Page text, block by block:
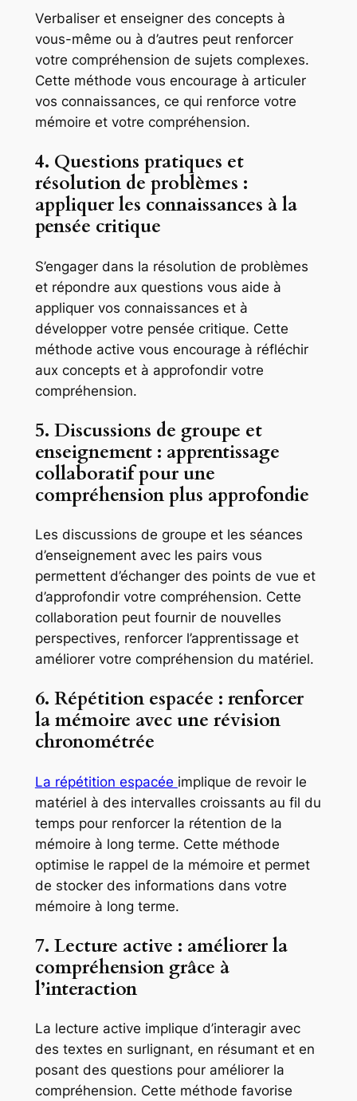
Verbaliser et enseigner des concepts à
vous-même ou à d’autres peut renforcer
votre compréhension de sujets complexes.
Cette méthode vous encourage à articuler
vos connaissances, ce qui renforce votre
mémoire et votre compréhension.
4. Questions pratiques et
résolution de problèmes :
appliquer les connaissances à la
pensée critique
S’engager dans la résolution de problèmes
et répondre aux questions vous aide à
appliquer vos connaissances et à
développer votre pensée critique. Cette
méthode active vous encourage à réfléchir
aux concepts et à approfondir votre
compréhension.
5. Discussions de groupe et
enseignement : apprentissage
collaboratif pour une
compréhension plus approfondie
Les discussions de groupe et les séances
d’enseignement avec les pairs vous
permettent d’échanger des points de vue et
d’approfondir votre compréhension. Cette
collaboration peut fournir de nouvelles
perspectives, renforcer l’apprentissage et
améliorer votre compréhension du matériel.
6. Répétition espacée : renforcer
la mémoire avec une révision
chronométrée
La répétition espacée implique de revoir le
matériel à des intervalles croissants au fil du
temps pour renforcer la rétention de la
mémoire à long terme. Cette méthode
optimise le rappel de la mémoire et permet
de stocker des informations dans votre
mémoire à long terme.
7. Lecture active : améliorer la
compréhension grâce à
l’interaction
La lecture active implique d’interagir avec
des textes en surlignant, en résumant et en
posant des questions pour améliorer la
compréhension. Cette méthode favorise